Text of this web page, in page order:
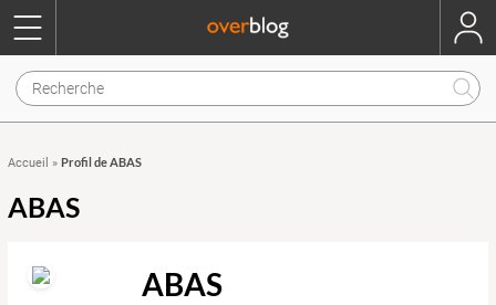
Accueil » Profil de ABAS
ABAS
ABAS